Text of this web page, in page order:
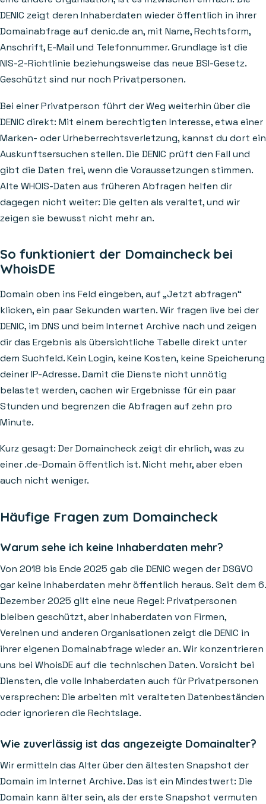
DENIC zeigt deren Inhaberdaten wieder öffentlich in ihrer
Domainabfrage auf denic.de an, mit Name, Rechtsform,
Anschrift, E-Mail und Telefonnummer. Grundlage ist die
NIS-2-Richtlinie beziehungsweise das neue BSI-Gesetz.
Geschützt sind nur noch Privatpersonen.
Bei einer Privatperson führt der Weg weiterhin über die
DENIC direkt: Mit einem berechtigten Interesse, etwa einer
Marken- oder Urheberrechtsverletzung, kannst du dort ein
Auskunftsersuchen stellen. Die DENIC prüft den Fall und
gibt die Daten frei, wenn die Voraussetzungen stimmen.
Alte WHOIS-Daten aus früheren Abfragen helfen dir
dagegen nicht weiter: Die gelten als veraltet, und wir
zeigen sie bewusst nicht mehr an.
So funktioniert der Domaincheck bei
WhoisDE
Domain oben ins Feld eingeben, auf „Jetzt abfragen“
klicken, ein paar Sekunden warten. Wir fragen live bei der
DENIC, im DNS und beim Internet Archive nach und zeigen
dir das Ergebnis als übersichtliche Tabelle direkt unter
dem Suchfeld. Kein Login, keine Kosten, keine Speicherung
deiner IP-Adresse. Damit die Dienste nicht unnötig
belastet werden, cachen wir Ergebnisse für ein paar
Stunden und begrenzen die Abfragen auf zehn pro
Minute.
Kurz gesagt: Der Domaincheck zeigt dir ehrlich, was zu
einer .de-Domain öffentlich ist. Nicht mehr, aber eben
auch nicht weniger.
Häufige Fragen zum Domaincheck
Warum sehe ich keine Inhaberdaten mehr?
Von 2018 bis Ende 2025 gab die DENIC wegen der DSGVO
gar keine Inhaberdaten mehr öffentlich heraus. Seit dem 6.
Dezember 2025 gilt eine neue Regel: Privatpersonen
bleiben geschützt, aber Inhaberdaten von Firmen,
Vereinen und anderen Organisationen zeigt die DENIC in
ihrer eigenen Domainabfrage wieder an. Wir konzentrieren
uns bei WhoisDE auf die technischen Daten. Vorsicht bei
Diensten, die volle Inhaberdaten auch für Privatpersonen
versprechen: Die arbeiten mit veralteten Datenbeständen
oder ignorieren die Rechtslage.
Wie zuverlässig ist das angezeigte Domainalter?
Wir ermitteln das Alter über den ältesten Snapshot der
Domain im Internet Archive. Das ist ein Mindestwert: Die
Domain kann älter sein, als der erste Snapshot vermuten